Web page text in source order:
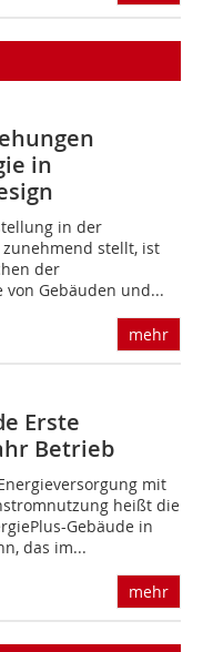
in
in der
stellt, ist
der
von Ge­bäu­den und...
mehr
Erste
Betrieb
mit
heißt die
Gebäude in
das im...
mehr